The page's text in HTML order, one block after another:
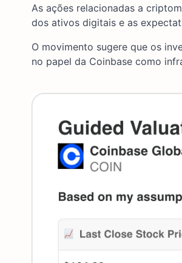
As ações relacionadas a
dos ativos digitais e as
O movimento sugere que os
no papel da Coinbase como